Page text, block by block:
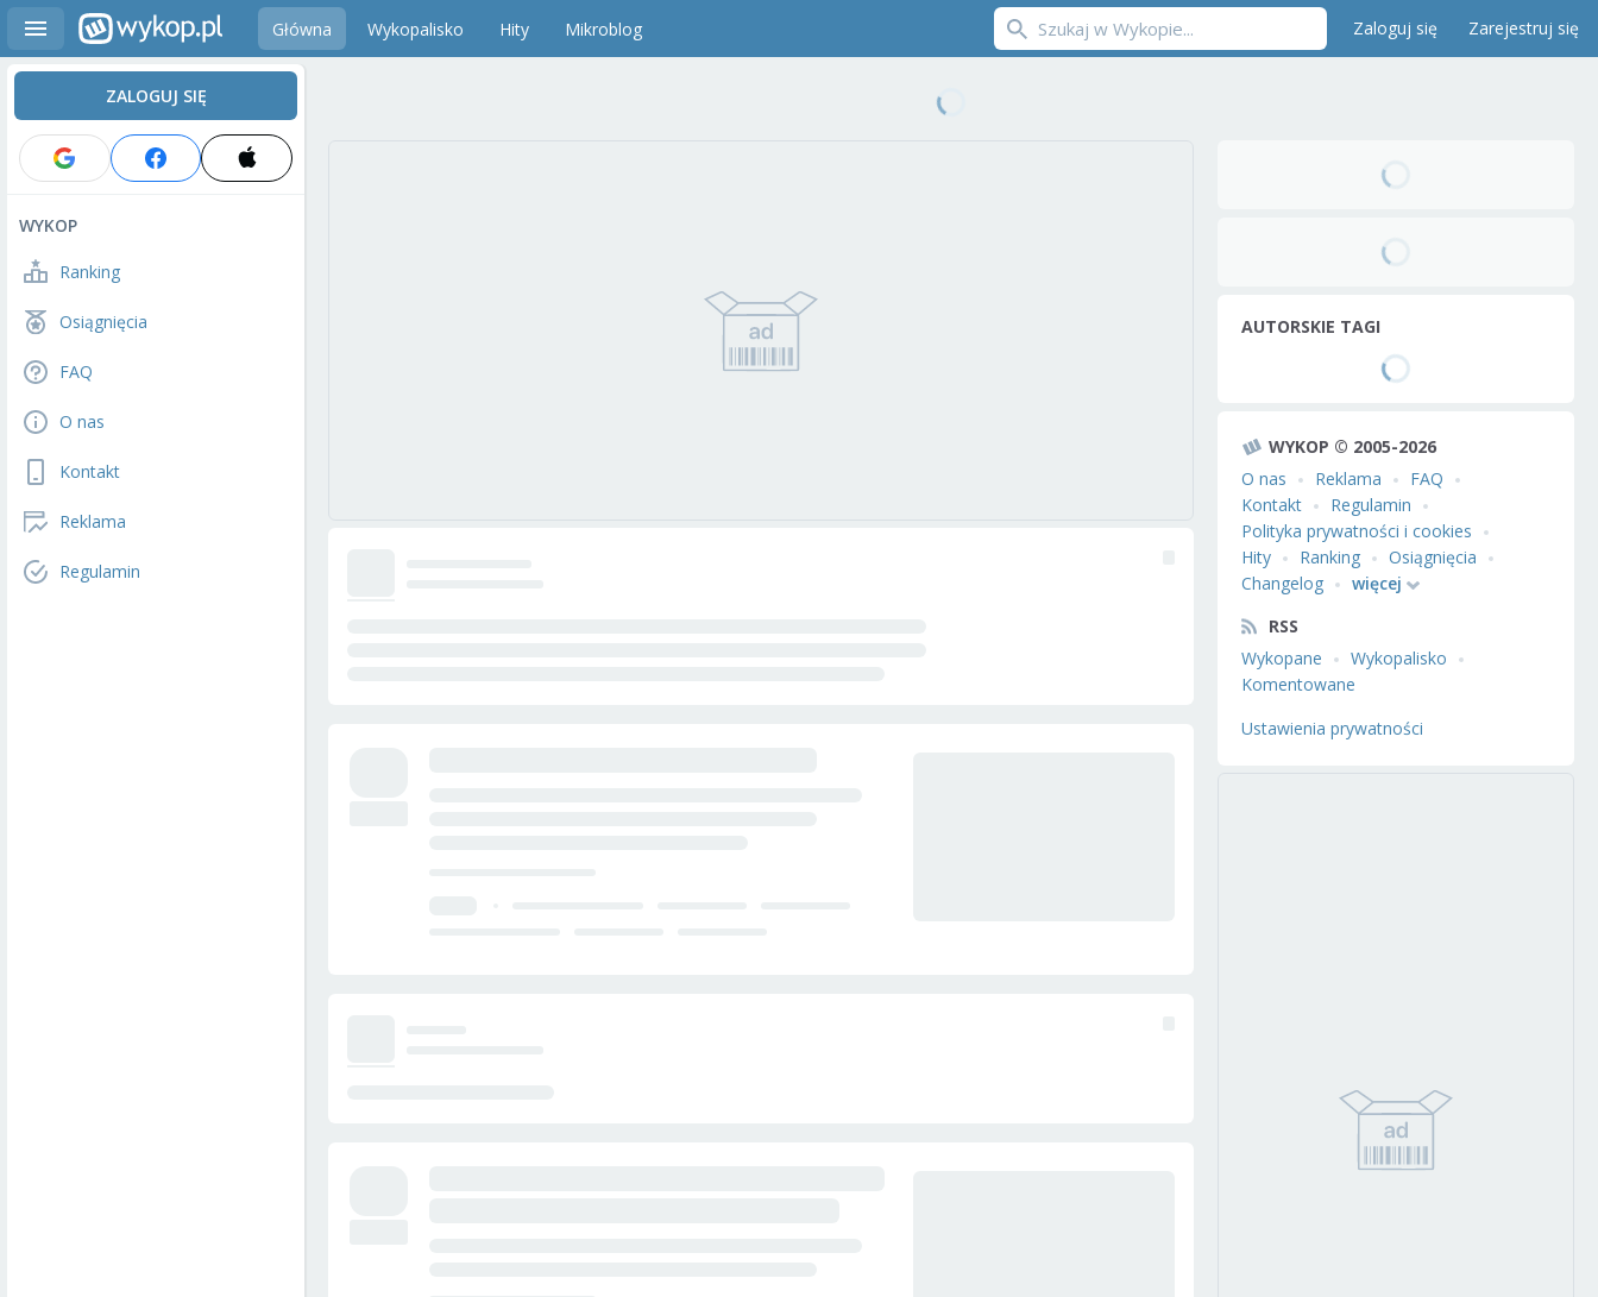
Główna Wykopalisko Hity Mikroblog Zaloguj się Zarejestruj się
ZALOGUJ SIĘ
WYKOP
Ranking
Osiągnięcia
FAQ
O nas
Kontakt
Reklama
Regulamin
AUTORSKIE TAGI
WYKOP © 2005-2026
O nas
Reklama
FAQ
Kontakt
Regulamin
Polityka prywatności i cookies
Hity
Ranking
Osiągnięcia
Changelog
więcej
RSS
Wykopane
Wykopalisko
Komentowane
Ustawienia prywatności